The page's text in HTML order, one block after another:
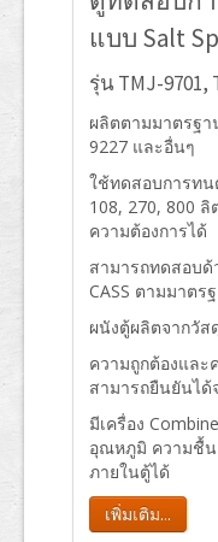
แบบ Salt
รุ่น TMJ-9701,
ผลิตตามมาตรฐา
9227 และอื่นๆ
ใช้ทดสอบการท
108, 270, 800
ความต้องการได้
สามารถทดสอบด้
CASS ตามมาตร
ผนังตู้ผลิตจากวัส
ความถูกต้องและ
สามารถยืนยันได้
มีเครื่อง
อุณหภูมิ ความชื้น
ภายในตู้ได้
เพิ่มเติม...